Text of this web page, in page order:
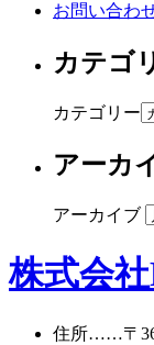
お問い合わ
カテゴ
カテゴリー
アーカ
アーカイブ
株式会
住所……〒